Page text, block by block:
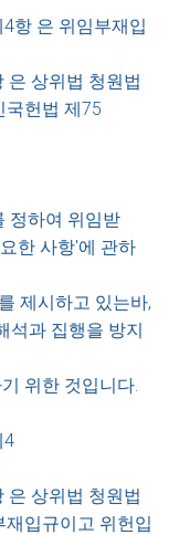
항 은 위임부재입
은 상위법 청원법
국헌법 제75
정하여 위임받
한 사항'에 관하
제시하고 있는바,
석과 집행을 방지
위한 것입니다.
4
은 상위법 청원법
입규이고 위헌입